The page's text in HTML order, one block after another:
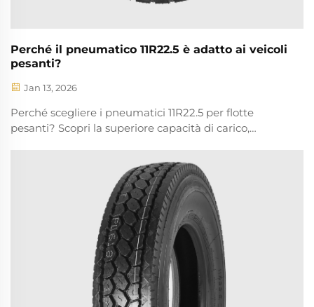
Perché il pneumatico 11R22.5 è adatto ai veicoli
pesanti?
Jan 13, 2026
Perché scegliere i pneumatici 11R22.5 per flotte
pesanti? Scopri la superiore capacità di carico,
reali sulla resistenza. Scarica subito la guida alle